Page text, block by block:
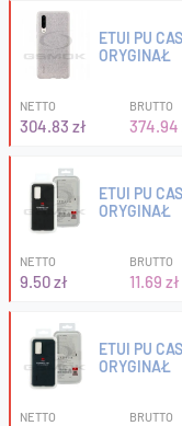
ETUI PU
ORYGINAŁ
NETTO
304.83 zł
BRUTTO
374.94
ETUI PU
ORYGINAŁ
NETTO
9.50 zł
BRUTTO
11.69 zł
ETUI PU
ORYGINAŁ
NETTO BRUTTO